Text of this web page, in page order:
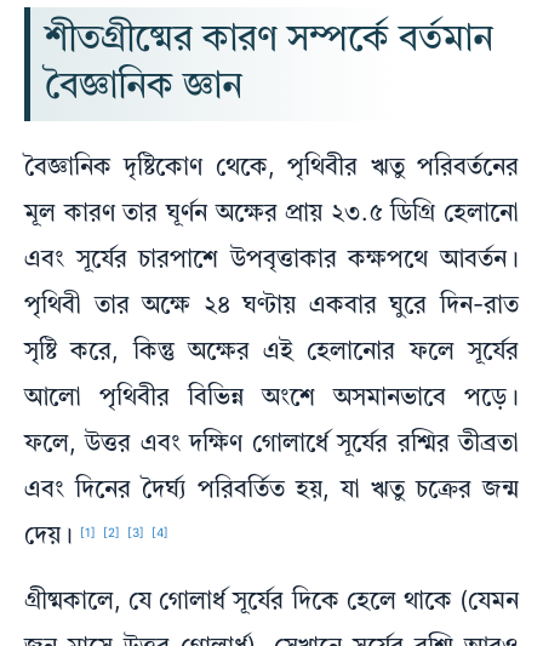
শীতগ্রীষ্মের কারণ সম্পর্কে বর্তমান
বৈজ্ঞানিক জ্ঞান
বৈজ্ঞানিক দৃষ্টিকোণ থেকে, পৃথিবীর ঋতু পরিবর্তনের
মূল কারণ তার ঘূর্ণন অক্ষের প্রায় ২৩.৫ ডিগ্রি হেলানো
এবং সূর্যের চারপাশে উপবৃত্তাকার কক্ষপথে আবর্তন।
পৃথিবী তার অক্ষে ২৪ ঘণ্টায় একবার ঘুরে দিন-রাত
সৃষ্টি করে, কিন্তু অক্ষের এই হেলানোর ফলে সূর্যের
আলো পৃথিবীর বিভিন্ন অংশে অসমানভাবে পড়ে।
ফলে, উত্তর এবং দক্ষিণ গোলার্ধে সূর্যের রশ্মির তীব্রতা
এবং দিনের দৈর্ঘ্য পরিবর্তিত হয়, যা ঋতু চক্রের জন্ম
দেয়।
[1] [2] [3] [4]
গ্রীষ্মকালে, যে গোলার্ধ সূর্যের দিকে হেলে থাকে (যেমন